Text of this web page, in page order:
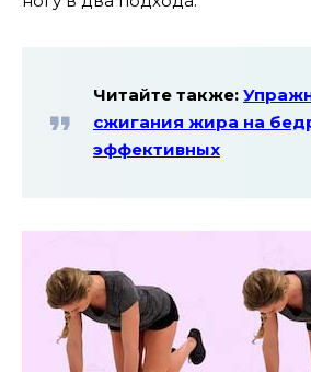
Читайте также:
сжигания жира на
эффективных